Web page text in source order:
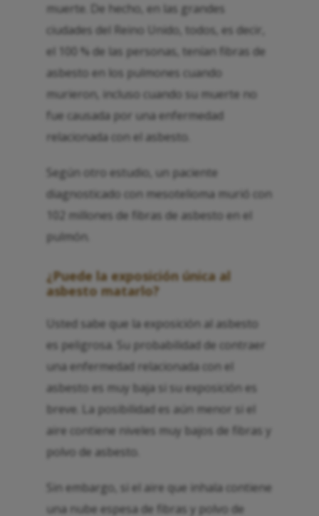
muerte. De hecho, en las grandes
ciudades del Reino Unido, todos, es decir,
el 100 % de las personas, tenían fibras de
asbesto en los pulmones cuando
murieron, incluso cuando su muerte no
fue causada por una enfermedad
relacionada con el asbesto.
Según otro estudio, un paciente
diagnosticado con mesotelioma murió con
102 millones de fibras de asbesto en el
pulmón.
¿Puede la exposición única al
asbesto matarlo?
Usted sabe que la exposición al asbesto
es peligrosa. Su probabilidad de contraer
una enfermedad relacionada con el
asbesto es muy baja si su exposición es
breve. La posibilidad es aún menor si el
aire contiene niveles muy bajos de fibras y
polvo de asbesto.
Sin embargo, si el aire que inhala contiene
una nube espesa de fibras y polvo de